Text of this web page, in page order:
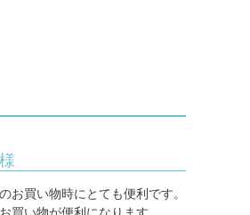
お買い物時にとても便利です。